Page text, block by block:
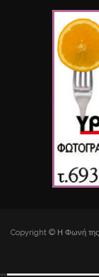
Copyright © Η Φωνή της